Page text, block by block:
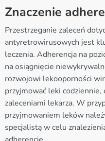
Znaczenie
Przestrzeganie zaleceń
antyretrowirusowych jest
leczenia. Adherencja na
na osiągnięcie
rozwojowi lekooporności
przyjmować leki codziennie,
zaleceniami lekarza. W
przyjmowaniem leków
specjalistą w celu